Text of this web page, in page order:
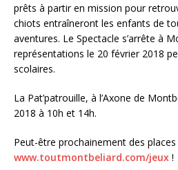
prêts à partir en mission pour
chiots entraîneront les enfants de
aventures. Le Spectacle s’arrête à
représentations le 20 février 2018
scolaires.
La Pat’patrouille, à l’Axone de
2018 à 10h et 14h.
Peut-être prochainement des
www.toutmontbeliard.com/jeux !